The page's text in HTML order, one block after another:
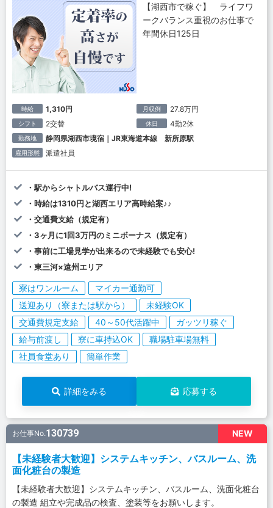
【湖西市で稼ぐ】 ライフワ
ークバランス重視のお仕事で
年間休日125日
時給 1,310円 月収例 27.8万円
シフト 2交替 休日 4勤2休
勤務地 静岡県湖西市境宿｜JR東海道本線 新所原駅
雇用形態 派遣社員
・駅からシャトルバス運行中!
・時給は1310円と湖西エリア高時給案♪♪
・交通費支給（規定有）
・3ヶ月に1回3万円のミニボーナス（規定有）
・事前に工場見学が出来るので未経験でも安心!
・東三河×遠州エリア
寮はワンルーム
マイカー通勤可
送迎あり（寮または駅から）
未経験OK
交通費規定支給
40～50代活躍中
ガッツリ稼ぐ
給与前渡し
寮に車持込OK
職場駐車場無料
社員食堂あり
簡単作業
詳細をみる 応募する
NEW
お仕事No.130739
【未経験者大歓迎】システムキッチン、バスルーム、洗
面化粧台の製造
【未経験者大歓迎】システムキッチン、バスルーム、洗面化粧台
の製造 組立や完成品の検査、塗装等をお願いします。